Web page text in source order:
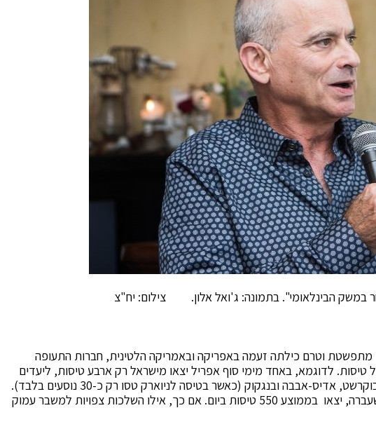
במשק הבינלאומי". בתמונה: ג'ואל אלון. צילום: יח"צ
מתפשטת וטרם כילתה זעמה באפריקה ובאמריקה הלטינית, חברות התעופה
טיסות. לדוגמא, באחד מימי סוף אפריל יצאו מישראל רק ארבע טיסות, ליעדים
בארבע יבשות שונות: ניוארק, בוקרשט, אדיס-אבבה ובנגקוק (כאשר בטיסה לניוארק טסו רק כ-30 נוסעים בלבד).
לשם השוואה, באפריל בשנה שעברה, יצאו בממוצע 550 טיסות ביום. אם כך, אילו השלכות צפויות למשבר עמוק